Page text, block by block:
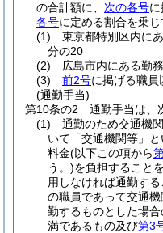
の合計額に、 次の各号に
各号に定める割合を乗じ
(1)
東京都特別区内に
分の20
(2)
広島市内にある勤
(3)
前2号に掲げる職
(通勤手当)
第10条の2
通勤手当は、
(1)
通勤のため交通機
いて「交通機関等」
料金(以下この項から
う。)を負担すること
用しなければ通勤す
の職員であって交通
勤するものとした場
満であるもの及び第3